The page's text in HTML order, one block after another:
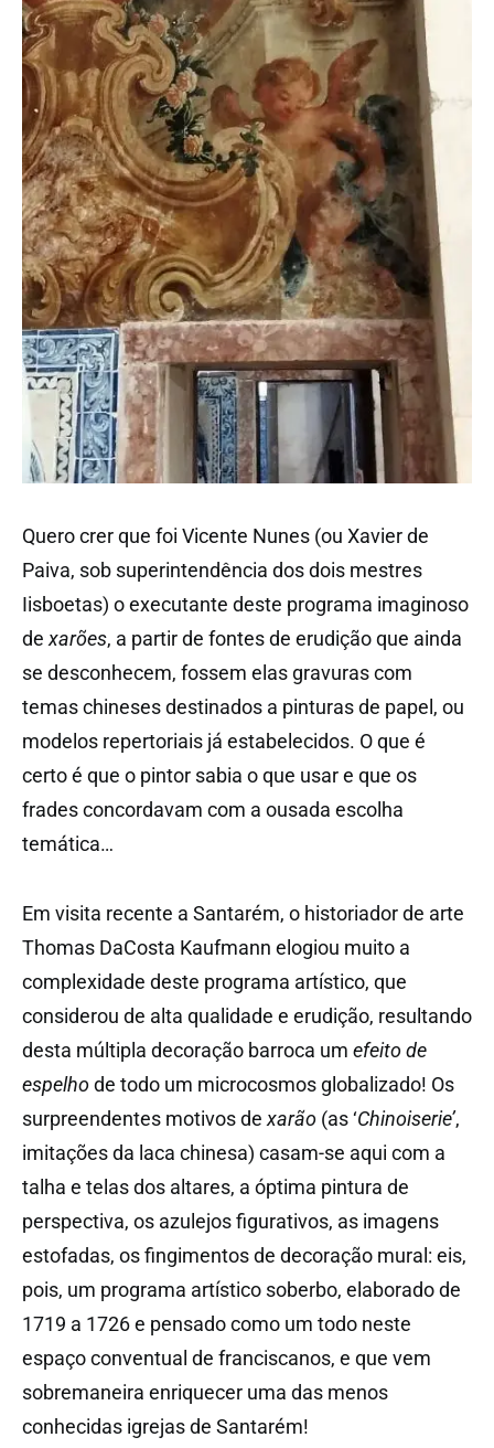
Quero crer que foi Vicente Nunes (ou Xavier de
Paiva, sob superintendência dos dois mestres
Iisboetas) o executante deste programa imaginoso
de xarões, a partir de fontes de erudição que ainda
se desconhecem, fossem elas gravuras com
temas chineses destinados a pinturas de papel, ou
modelos repertoriais já estabelecidos. O que é
certo é que o pintor sabia o que usar e que os
frades concordavam com a ousada escolha
temática…
Em visita recente a Santarém, o historiador de arte
Thomas DaCosta Kaufmann elogiou muito a
complexidade deste programa artístico, que
considerou de alta qualidade e erudição, resultando
desta múltipla decoração barroca um efeito de
espelhode todo um microcosmos globalizado! Os
surpreendentes motivos de xarão (as ‘Chinoiserie’,
imitações da laca chinesa) casam-se aqui com a
talha e telas dos altares, a óptima pintura de
perspectiva, os azulejos figurativos, as imagens
estofadas, os fingimentos de decoração mural: eis,
pois, um programa artístico soberbo, elaborado de
1719 a 1726 e pensado como um todo neste
espaço conventual de franciscanos, e que vem
sobremaneira enriquecer uma das menos
conhecidas igrejas de Santarém!